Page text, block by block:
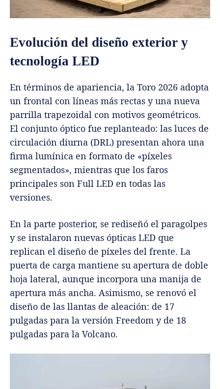
Evolución del diseño exterior y
tecnología LED
En términos de apariencia, la Toro 2026 adopta
un frontal con líneas más rectas y una nueva
parrilla trapezoidal con motivos geométricos.
El conjunto óptico fue replanteado: las luces de
circulación diurna (DRL) presentan ahora una
firma lumínica en formato de «píxeles
segmentados», mientras que los faros
principales son Full LED en todas las
versiones.
En la parte posterior, se rediseñó el paragolpes
y se instalaron nuevas ópticas LED que
replican el diseño de píxeles del frente. La
puerta de carga mantiene su apertura de doble
hoja lateral, aunque incorpora una manija de
apertura más ancha. Asimismo, se renovó el
diseño de las llantas de aleación: de 17
pulgadas para la versión Freedom y de 18
pulgadas para la Volcano.